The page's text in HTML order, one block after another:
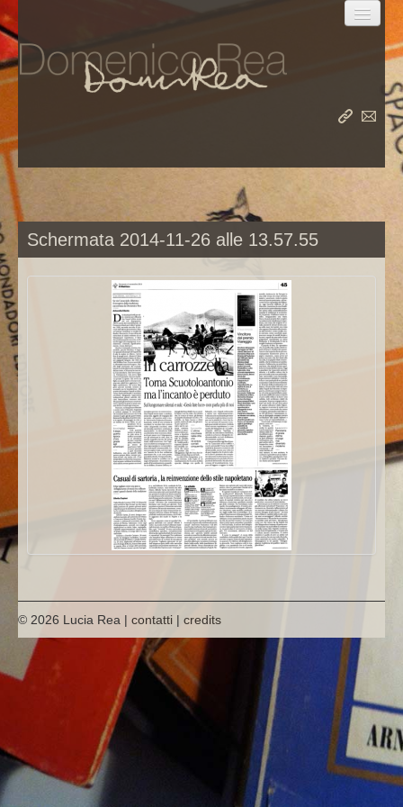
le opere
il meridiano
album
rea nel mondo
rea su rea
hanno scritto di lui
Schermata 2014-11-26 alle 13.57.55
© 2026 Lucia Rea | contatti | credits